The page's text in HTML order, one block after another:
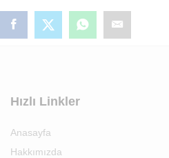
Hızlı Linkler
Anasayfa
Hakkımızda